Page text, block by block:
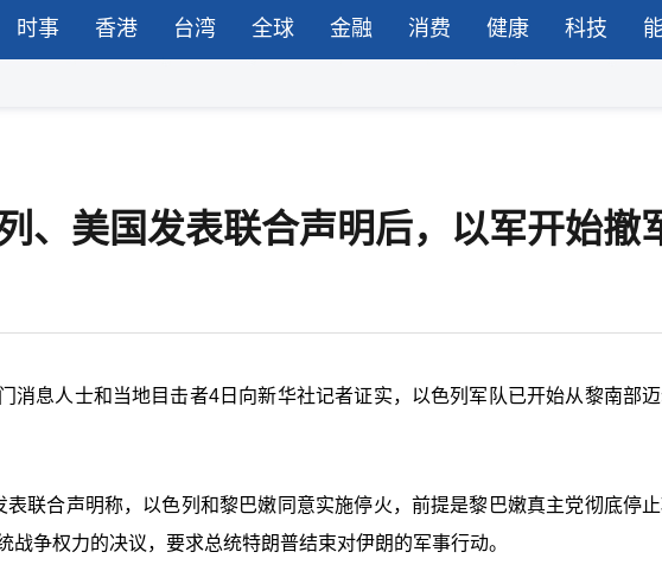
时事 香港 台湾 全球 金融 消费 健康 科技
、美国发表联合声明后，以军开始撤
消息人士和当地目击者4日向新华社记者证实，以色列军队已开始从黎南部
联合声明称，以色列和黎巴嫩同意实施停火，前提是黎巴嫩真主党彻底停
战争权力的决议，要求总统特朗普结束对伊朗的军事行动。